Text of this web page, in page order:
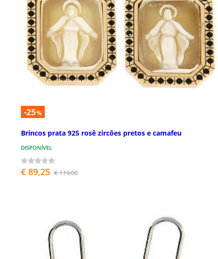
-25%
Brincos prata 925 rosê zircões pretos e camafeu
DISPONÍVEL
€ 89,25 € 119,00